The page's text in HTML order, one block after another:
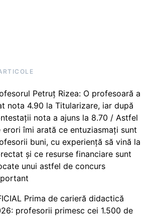
Petruț Rizea: O profesoară a
nota 4.90 la Titularizare, iar după
nota a ajuns la 8.70 / Astfel
erori îmi arată ce entuziasmați sunt
buni, cu experiență să vină la
și ce resurse financiare sunt
unui astfel de concurs
Prima de carieră didactică
profesorii primesc cei 1.500 de